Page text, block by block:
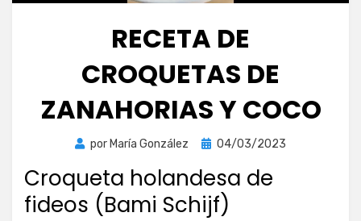
RECETA DE
CROQUETAS DE
ZANAHORIAS Y COCO
por María González
Publicada
04/03/2023
Croqueta holandesa de
fideos (Bami Schijf)